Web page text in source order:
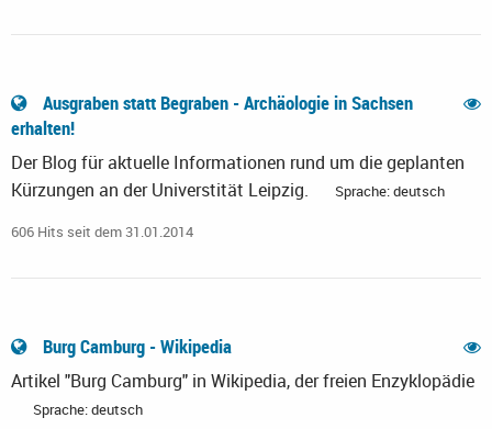
Ausgraben statt Begraben - Archäologie in Sachsen
erhalten!
Der Blog für aktuelle Informationen rund um die geplanten
Kürzungen an der Universtität Leipzig.
Sprache: deutsch
606 Hits seit dem 31.01.2014
Burg Camburg - Wikipedia
Artikel "Burg Camburg" in Wikipedia, der freien Enzyklopädie
Sprache: deutsch